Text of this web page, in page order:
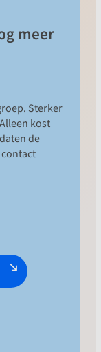
meer
Sterker
kost
de
MrWork
en bouw